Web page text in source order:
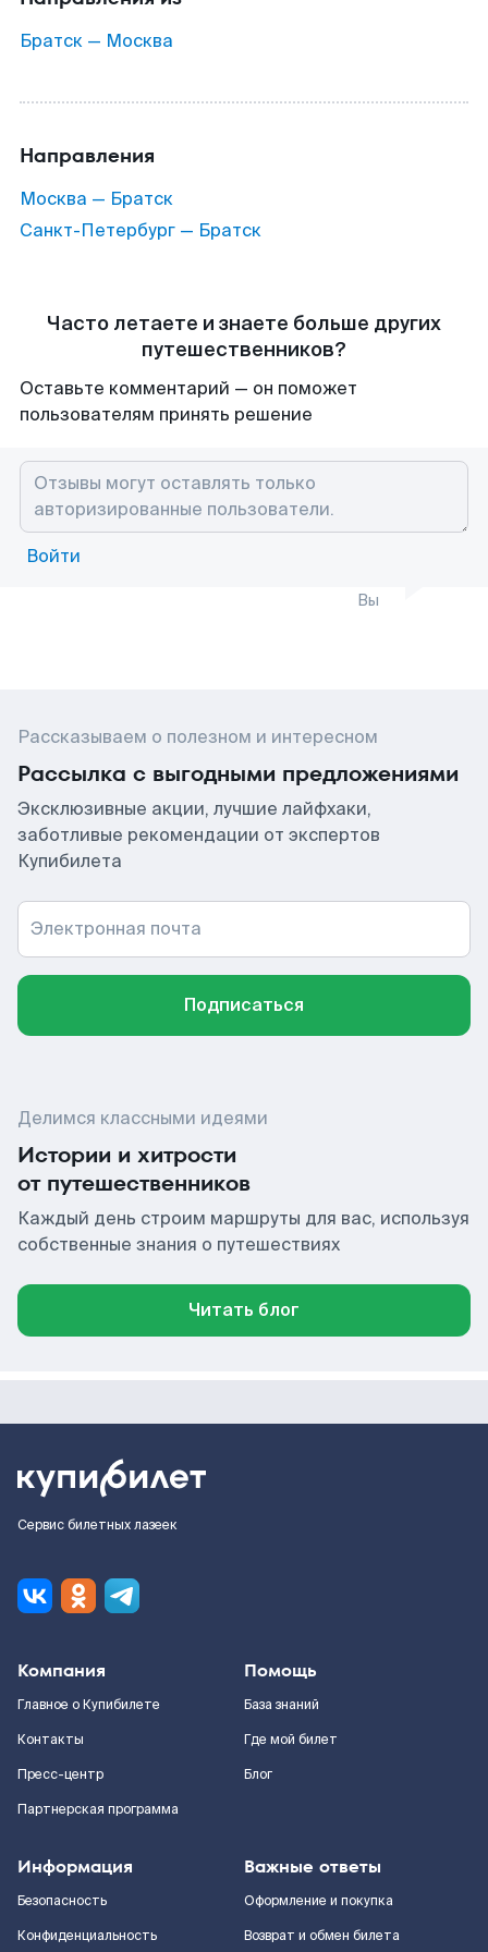
Братск — Москва
Направления
Москва — Братск
Санкт-Петербург — Братск
Часто летаете и знаете больше других
путешественников?
Оставьте комментарий — он поможет
пользователям принять решение
Войти
Вы
Рассказываем о полезном и интересном
Рассылка с выгодными предложениями
Эксклюзивные акции, лучшие лайфхаки,
заботливые рекомендации от экспертов
Купибилета
Электронная почта
Подписаться
Делимся классными идеями
Истории и хитрости
от путешественников
Каждый день строим маршруты для вас, используя
собственные знания о путешествиях
Читать блог
Сервис билетных лазеек
Компания
Главное о Купибилете
Контакты
Пресс-центр
Партнерская программа
Помощь
База знаний
Где мой билет
Блог
Информация
Безопасность
Конфиденциальность
Важные ответы
Оформление и покупка
Возврат и обмен билета